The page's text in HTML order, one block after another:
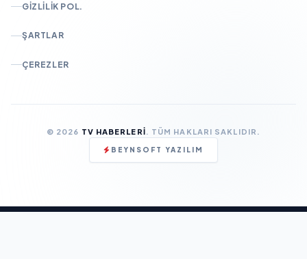
GIZLILIK POL.
ŞARTLAR
ÇEREZLER
© 2026 TV HABERLERI. TÜM HAKLARI SAKLIDIR.
BEYNSOFT YAZILIM